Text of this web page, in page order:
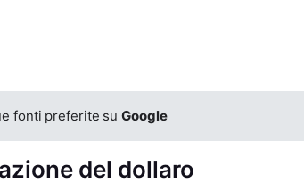
fonti preferite suGoogle
del dollaro